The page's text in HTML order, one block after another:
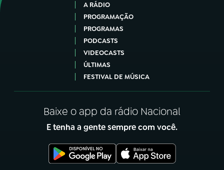
A RÁDIO
PROGRAMAÇÃO
PROGRAMAS
PODCASTS
VIDEOCASTS
ÚLTIMAS
FESTIVAL DE MÚSICA
Baixe o app da rádio Nacional
E tenha a gente sempre com você.